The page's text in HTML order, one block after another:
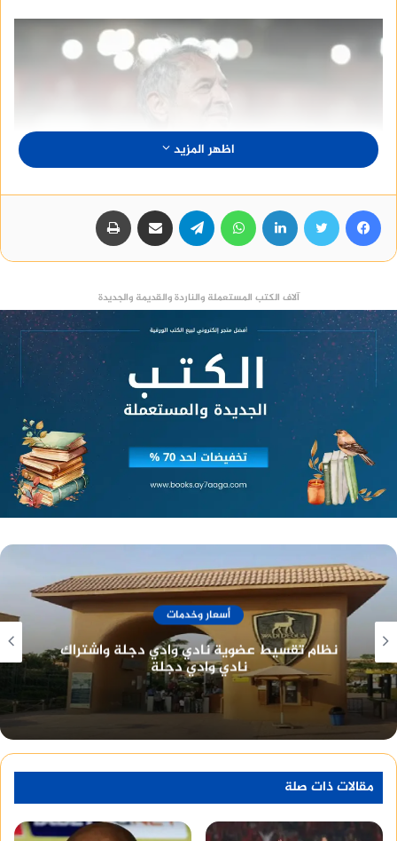
برونو سافيو قدم أوراق اعتماده مع الأهلي في الدقيقة
39 من الشوط الأول، وأحرز هدفا برازيليا، وفي الشوط
الثاني نجحت خطة كولر ورهانه الذي لا يخيب على كريم
فؤاد وسجل البديل المثالي هدف الأهلي الثاني في
الدقيقة الثانية والتسعين.
بدأ الزمالك المباراة بالتشكيل الأتي:
اظهر المزيد
آلاف الكتب المستعملة والناردة والقديمة والجديدة
أسعار وخدمات
نادي الصيد المصري تاريخ طويل وعراقة في خدمة
أعضائه
مقالات ذات صلة